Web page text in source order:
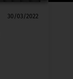
30/03/2022